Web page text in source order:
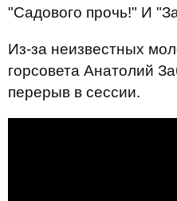
"Садового прочь!" И
Из-за неизвестных
горсовета Анатолий
перерыв в сессии.